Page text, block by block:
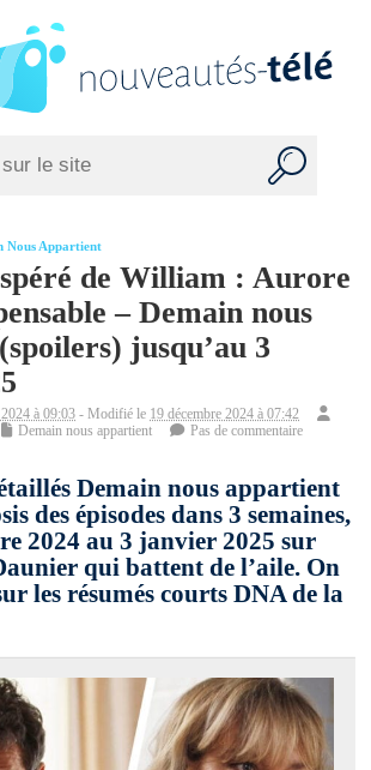
Nous Appartient
de William : Aurore
– Demain nous
jusqu’au 3
à 09:03 - Modifié le 19 décembre 2024 à 07:42
Demain nous appartient Pas de commentaire
Demain nous appartient
des épisodes dans 3 semaines,
2024 au 3 janvier 2025 sur
qui battent de l’aile. On
les résumés courts DNA de la